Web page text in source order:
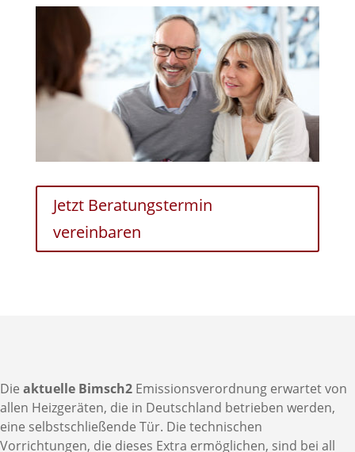
Jetzt Beratungstermin
vereinbaren
Die aktuelle Bimsch2 Emissionsverordnung erwartet von
allen Heizgeräten, die in Deutschland betrieben werden,
eine selbstschließende Tür. Die technischen
Vorrichtungen, die dieses Extra ermöglichen, sind bei all